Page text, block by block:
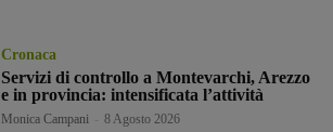
Cronaca
Servizi di controllo a Montevarchi, Arezzo
e in provincia: intensificata l’attività
Monica Campani 8 Agosto 2026